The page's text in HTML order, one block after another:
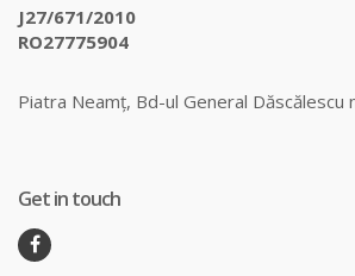
J27/671/2010
RO27775904
Piatra Neamț, Bd-ul General Dăscălescu
Get in touch